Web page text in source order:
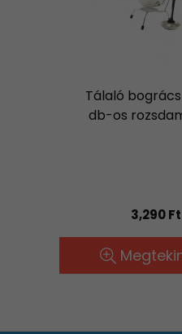
Tálaló
db-os
3,290 Ft